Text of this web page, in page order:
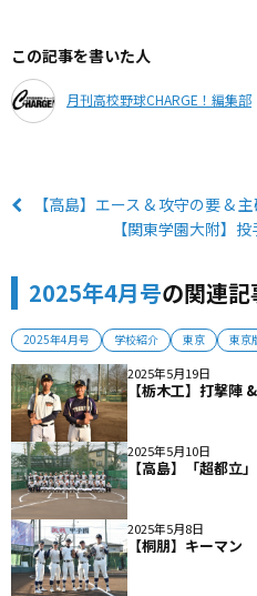
この記事を書いた人
月刊高校野球CHARGE！編集部
【高島】エース & 攻守の要 &
【関東学園大附】
2025年4月号の関連記
2025年4月号 学校紹介 東京 東京
2025年5月19日
【栃木工】打撃陣
2025年5月10日
【高島】「超都立」
2025年5月8日
【桐朋】キーマン